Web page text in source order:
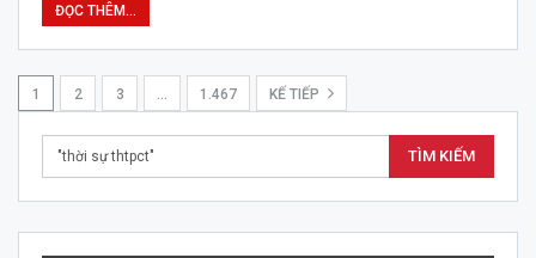
ĐỌC THÊM...
1 2 3 1.467 KẾ TIẾP